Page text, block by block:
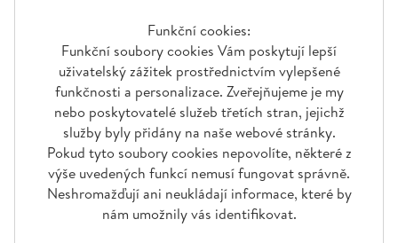
Funkční cookies:
Funkční soubory cookies Vám poskytují lepší
uživatelský zážitek prostřednictvím vylepšené
funkčnosti a personalizace. Zveřejňujeme je my
nebo poskytovatelé služeb třetích stran, jejichž
služby byly přidány na naše webové stránky.
Pokud tyto soubory cookies nepovolíte, některé z
výše uvedených funkcí nemusí fungovat správně.
Neshromažďují ani neukládají informace, které by
nám umožnily vás identifikovat.